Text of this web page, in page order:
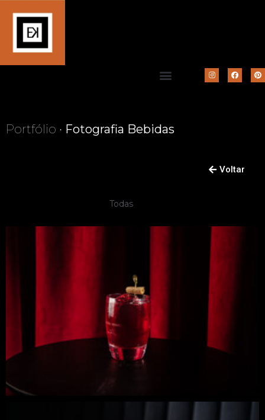
Portfólio • Fotografia Bebidas
Voltar
Todas